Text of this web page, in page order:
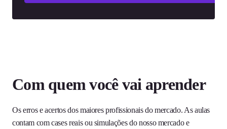
Com quem você vai aprender
Os erros e acertos dos maiores profissionais do mercado. As aulas
contam com cases reais ou simulações do nosso mercado e